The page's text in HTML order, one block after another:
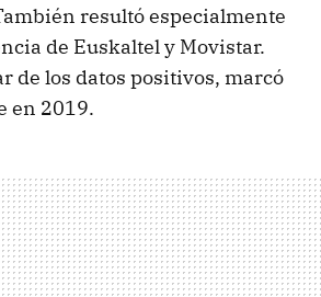
resultó especialmente
de Euskaltel y Movistar.
de los datos positivos, marcó
en 2019.